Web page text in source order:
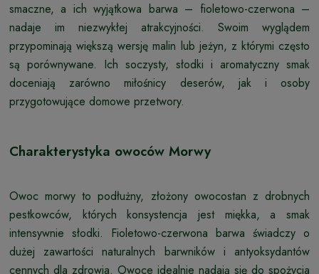
smaczne, a ich wyjątkowa barwa – fioletowo-czerwona –
nadaje im niezwykłej atrakcyjności. Swoim wyglądem
przypominają większą wersję malin lub jeżyn, z którymi często
są porównywane. Ich soczysty, słodki i aromatyczny smak
doceniają zarówno miłośnicy deserów, jak i osoby
przygotowujące domowe przetwory.
Charakterystyka owoców Morwy
Owoc morwy to podłużny, złożony owocostan z drobnych
pestkowców, których konsystencja jest miękka, a smak
intensywnie słodki. Fioletowo-czerwona barwa świadczy o
dużej zawartości naturalnych barwników i antyoksydantów
cennych dla zdrowia. Owoce idealnie nadają się do spożycia